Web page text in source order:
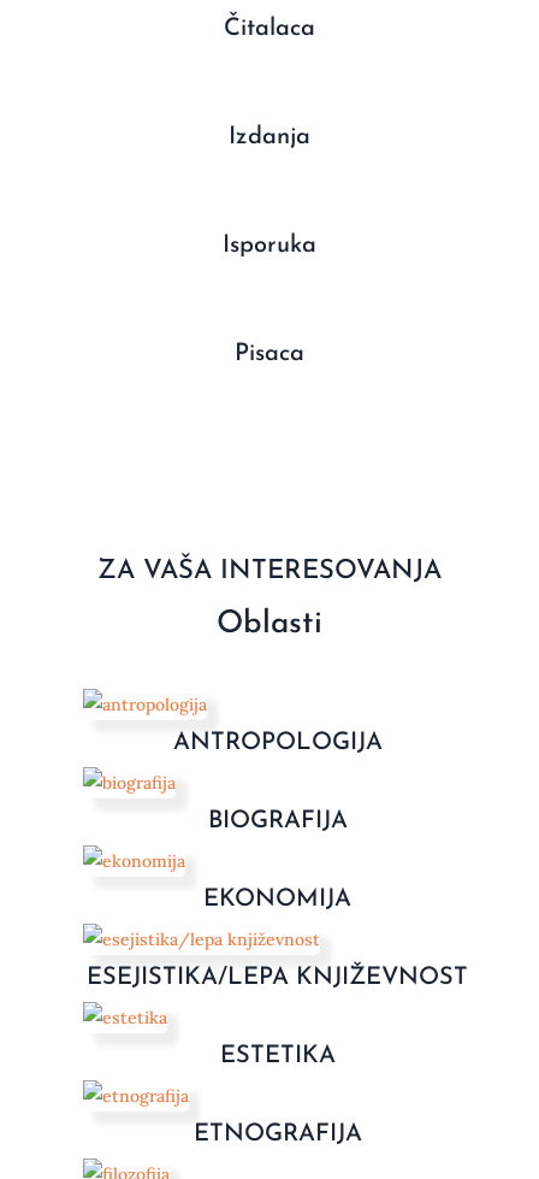
Čitalaca
Izdanja
Isporuka
Pisaca
ZA VAŠA INTERESOVANJA
Oblasti
ANTROPOLOGIJA
BIOGRAFIJA
EKONOMIJA
ESEJISTIKA/LEPA KNJIŽEVNOST
ESTETIKA
ETNOGRAFIJA